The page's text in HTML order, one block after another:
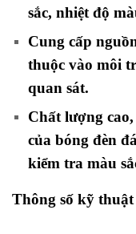
sắc, nhiệt độ
Cung cấp
thuộc vào môi
quan sát.
Chất lượng
của bóng đèn
kiểm tra màu
Thông số kỹ thuật